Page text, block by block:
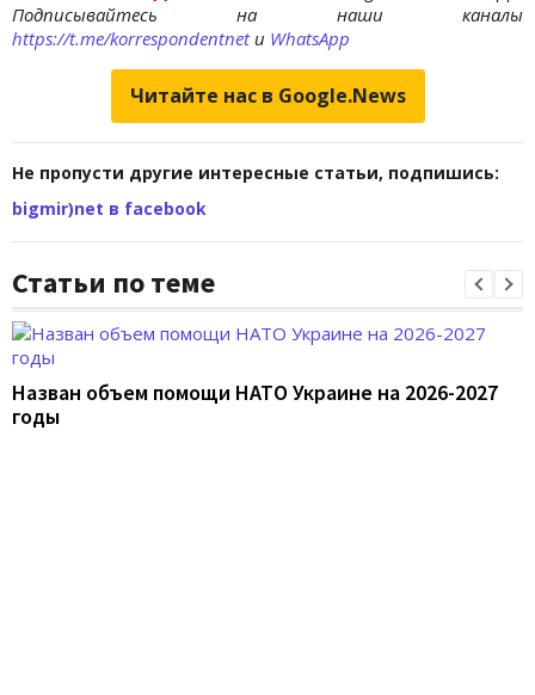
Подписывайтесь на наши каналы
https://t.me/korrespondentnetи WhatsApp
Читайте нас в Google.News
Не пропусти другие интересные статьи, подпишись:
bigmir)net в facebook
Статьи по теме
Назван объем помощи НАТО Украине на 2026-2027
годы